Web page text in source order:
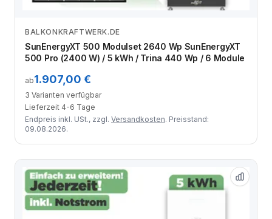
Zum Angebot
BALKONKRAFTWERK.DE
SunEnergyXT 500 Modulset 2640 Wp SunEnergyXT
500 Pro (2400 W) / 5 kWh / Trina 440 Wp / 6 Module
ab1.907,00 €
3 Varianten verfügbar
Lieferzeit 4-6 Tage
Endpreis inkl. USt., zzgl. Versandkosten. Preisstand:
09.08.2026.